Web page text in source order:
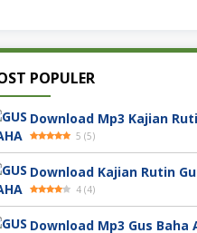
POPULER
5 (5)
4 (4)